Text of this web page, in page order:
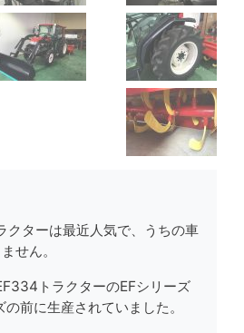
ターは最近人気で、うちの車
せん。
トラクターのEFシリーズ
前に生産されていました。